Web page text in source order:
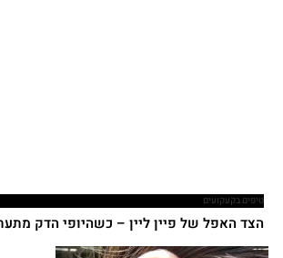
טיפים בקעקועים
הצד האפל של פיין ליין – כשהיופי הדק מתעתע